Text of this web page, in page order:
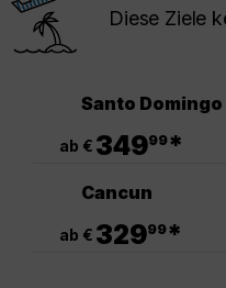
Diese Ziele
Santo Domingo
ab € 34999*
Cancun
ab € 32999*